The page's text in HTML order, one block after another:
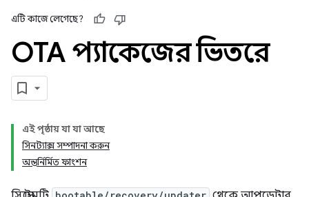
এটি কাজে লেগেছে?
OTA প্যাকেজের ভিতরে
এই পৃষ্ঠায় যা যা আছে
সিনট্যাক্স সম্পাদনা করুন
অন্তর্নির্মিত ফাংশন